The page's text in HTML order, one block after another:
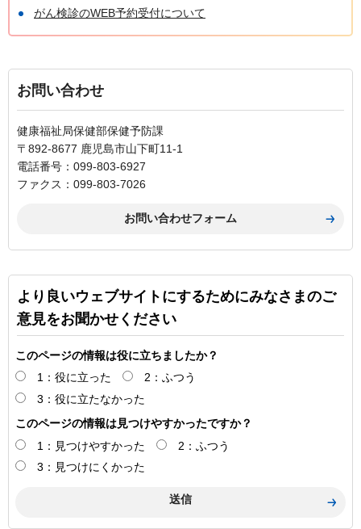
がん検診のWEB予約受付について
お問い合わせ
健康福祉局保健部保健予防課
〒892-8677 鹿児島市山下町11-1
電話番号：099-803-6927
ファクス：099-803-7026
より良いウェブサイトにするためにみなさまのご
意見をお聞かせください
このページの情報は役に立ちましたか？
1：役に立った
2：ふつう
3：役に立たなかった
このページの情報は見つけやすかったですか？
1：見つけやすかった
2：ふつう
3：見つけにくかった